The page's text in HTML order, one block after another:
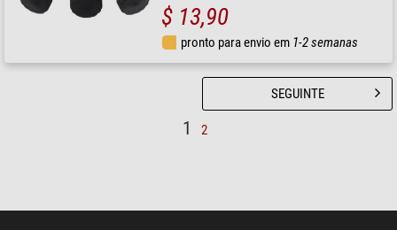
$ 13,90
pronto para envio em 1-2 semanas
1 2
SEGUINTE